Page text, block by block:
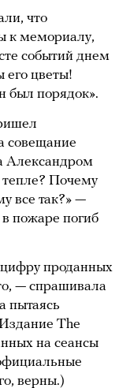
что
к мемориалу,
событий днем
цветы!
был порядок».
совещание
Александром
Почему
все так?» —
пожаре погиб
проданных
— спрашивала
пытаясь
The
на сеансы
верны.)